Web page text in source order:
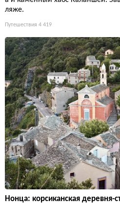
ляже.
Путешествия 4 419
Нонца: корсиканская деревня-